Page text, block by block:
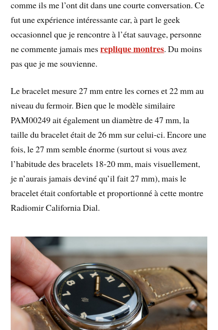
comme ils me l’ont dit dans une courte conversation. Ce
fut une expérience intéressante car, à part le geek
occasionnel que je rencontre à l’état sauvage, personne
ne commente jamais mesreplique montres. Du moins
pas que je me souvienne.
Le bracelet mesure 27 mm entre les cornes et 22 mm au
niveau du fermoir. Bien que le modèle similaire
PAM00249 ait également un diamètre de 47 mm, la
taille du bracelet était de 26 mm sur celui-ci. Encore une
fois, le 27 mm semble énorme (surtout si vous avez
l’habitude des bracelets 18-20 mm, mais visuellement,
je n’aurais jamais deviné qu’il fait 27 mm), mais le
bracelet était confortable et proportionné à cette montre
Radiomir California Dial.